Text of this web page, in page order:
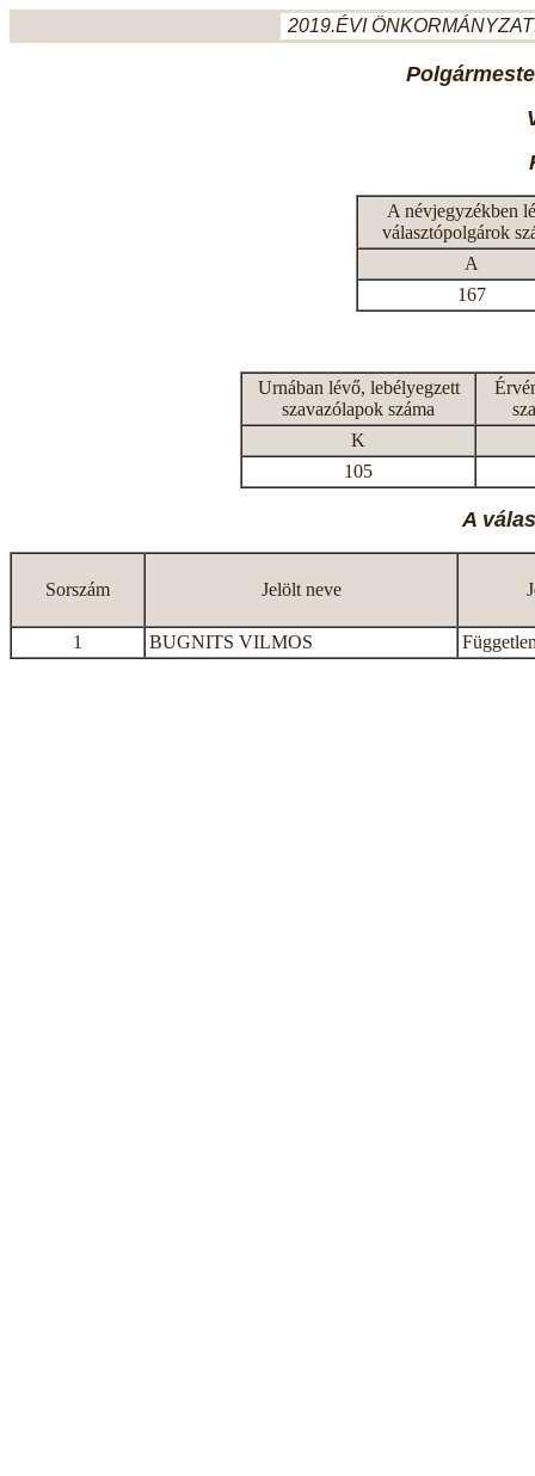
2019.ÉVI
A névjegyzékben
választópolgárok
A
167
Urnában lévő, lebélyegzett
szavazólapok száma
K
105
A
Sorszám Jelölt neve
1 BUGNITS VILMOS